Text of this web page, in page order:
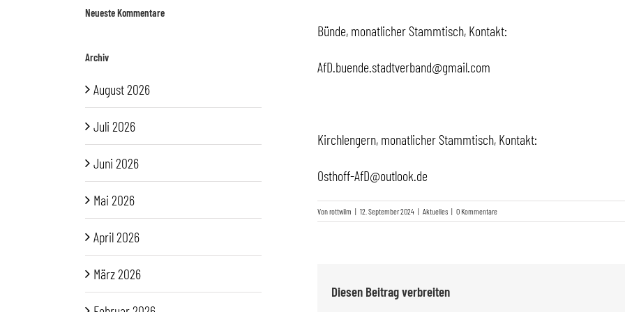
Bünde, monatlicher Stammtisch, Kontakt:
AfD.buende.stadtverband@gmail.com
Kirchlengern, monatlicher Stammtisch, Kontakt:
Osthoff-AfD@outlook.de
Vonrottwilm | 12. September 2024 | Aktuelles | 0 Kommentare
Diesen Beitrag verbreiten
Neueste Kommentare
Archiv
August 2026
Juli 2026
Juni 2026
Mai 2026
April 2026
März 2026